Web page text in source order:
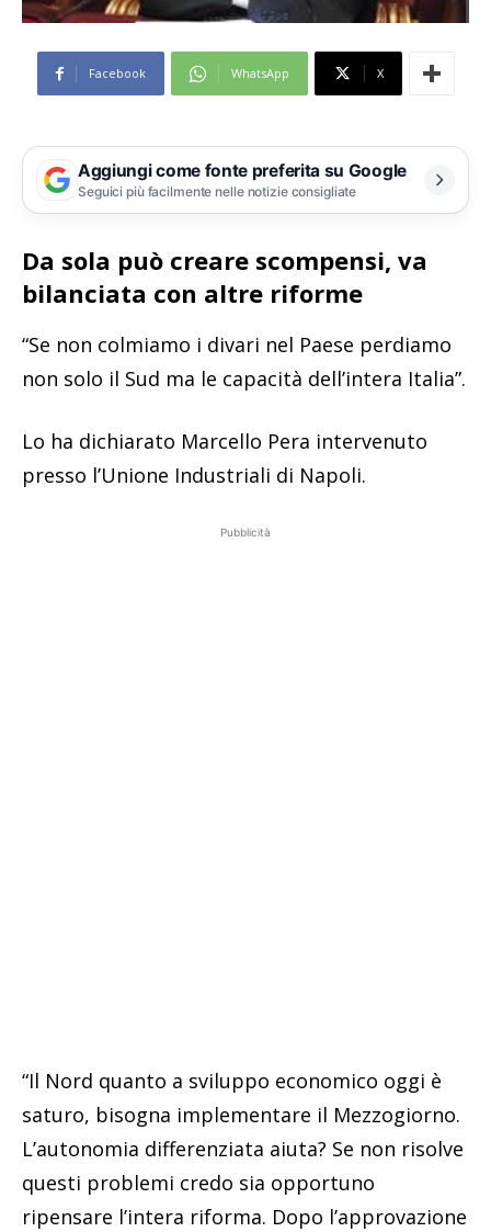
Facebook WhatsApp X
Aggiungi come fonte preferita su Google
Seguici più facilmente nelle notizie consigliate
Da sola può creare scompensi, va
bilanciata con altre riforme
“Se non colmiamo i divari nel Paese perdiamo
non solo il Sud ma le capacità dell’intera Italia”.
Lo ha dichiarato Marcello Pera intervenuto
presso l’Unione Industriali di Napoli.
Pubblicità
“Il Nord quanto a sviluppo economico oggi è
saturo, bisogna implementare il Mezzogiorno.
L’autonomia differenziata aiuta? Se non risolve
questi problemi credo sia opportuno
ripensare l’intera riforma. Dopo l’approvazione